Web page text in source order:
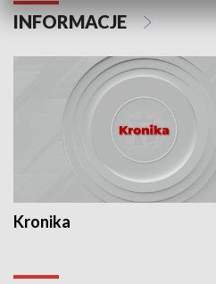
INFORMACJE
Kronika